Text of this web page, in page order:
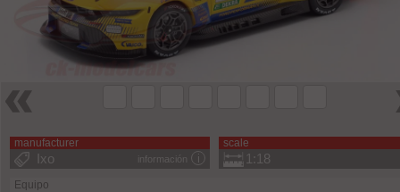
manufacturer
información
Ixo
scale
1:18
Equipo